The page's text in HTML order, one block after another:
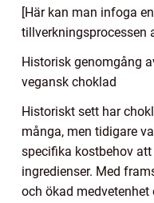
[Här kan man infoga
tillverkningsprocessen
Historisk genomgång
vegansk choklad
Historiskt sett har
många, men tidigare
specifika kostbehov
ingredienser. Med
och ökad